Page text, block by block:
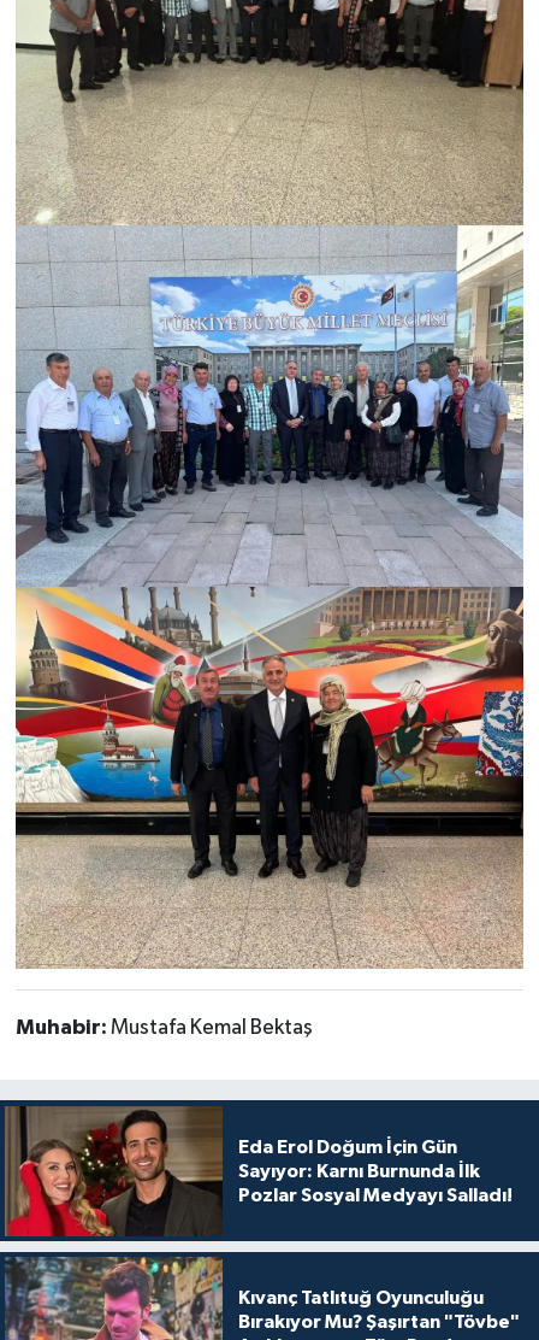
Muhabir: Mustafa Kemal Bektaş
Eda Erol Doğum İçin Gün
Sayıyor: Karnı Burnunda İlk
Pozlar Sosyal Medyayı Salladı!
Kıvanç Tatlıtuğ Oyunculuğu
Bırakıyor Mu? Şaşırtan "Tövbe"